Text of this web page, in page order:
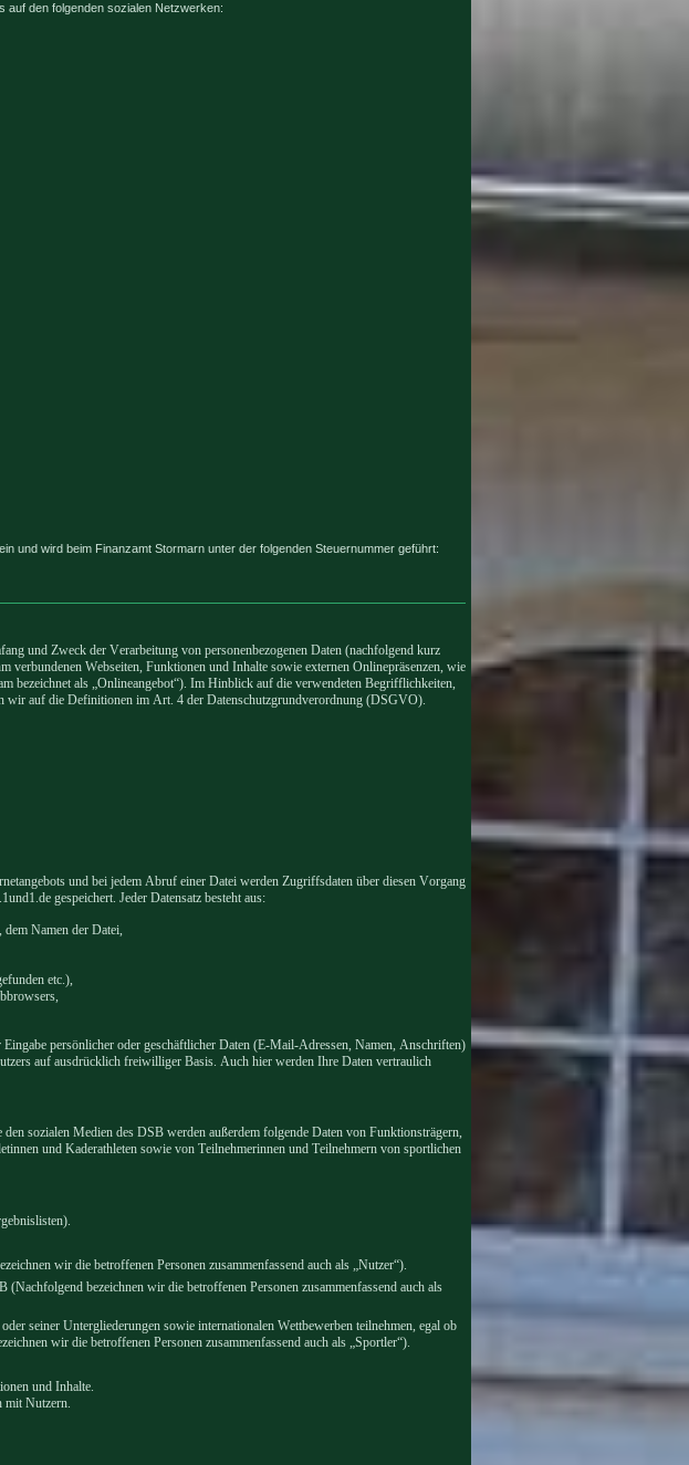
auf den folgenden sozialen Netzwerken:
und wird beim Finanzamt Stormarn unter der folgenden Steuernummer geführt:
und Zweck der Verarbeitung von personenbezogenen Daten (nachfolgend kurz
verbundenen Webseiten, Funktionen und Inhalte sowie externen Onlinepräsenzen, wie
bezeichnet als „Onlineangebot“). Im Hinblick auf die verwendeten Begrifflichkeiten,
wir auf die Definitionen im Art. 4 der Datenschutzgrundverordnung (DSGVO).
und bei jedem Abruf einer Datei werden Zugriffsdaten über diesen Vorgang
gespeichert. Jeder Datensatz besteht aus:
Namen der Datei,
etc.),
persönlicher oder geschäftlicher Daten (E-Mail-Adressen, Namen, Anschriften)
auf ausdrücklich freiwilliger Basis. Auch hier werden Ihre Daten vertraulich
sozialen Medien des DSB werden außerdem folgende Daten von Funktionsträgern,
und Kaderathleten sowie von Teilnehmerinnen und Teilnehmern von sportlichen
wir die betroffenen Personen zusammenfassend auch als „Nutzer“).
bezeichnen wir die betroffenen Personen zusammenfassend auch als
seiner Untergliederungen sowie internationalen Wettbewerben teilnehmen, egal ob
wir die betroffenen Personen zusammenfassend auch als „Sportler“).
und Inhalte.
Nutzern.